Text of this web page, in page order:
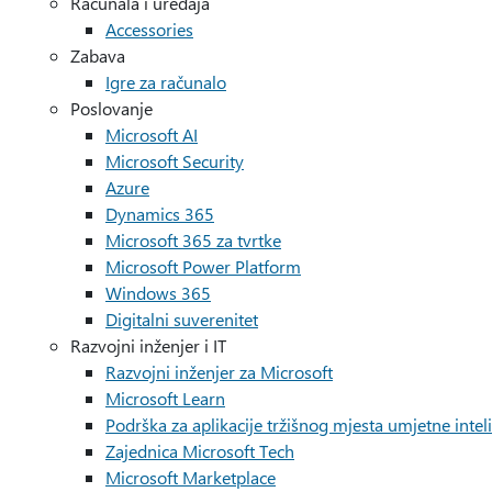
Accessories
Zabava
Igre za računalo
Poslovanje
Microsoft AI
Microsoft Security
Azure
Dynamics 365
Microsoft 365 za tvrtke
Microsoft Power Platform
Windows 365
Digitalni suverenitet
Razvojni inženjer i IT
Razvojni inženjer za Microsoft
Microsoft Learn
Podrška za aplikacije tržišnog mjesta umjetne
Zajednica Microsoft Tech
Microsoft Marketplace